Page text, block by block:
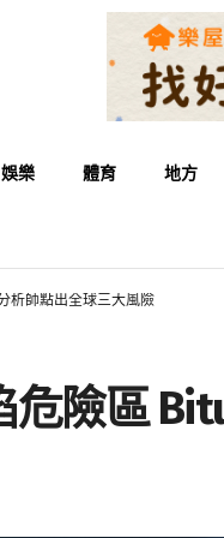
娛樂 體育 地方
析師點出全球三大風險
危險區